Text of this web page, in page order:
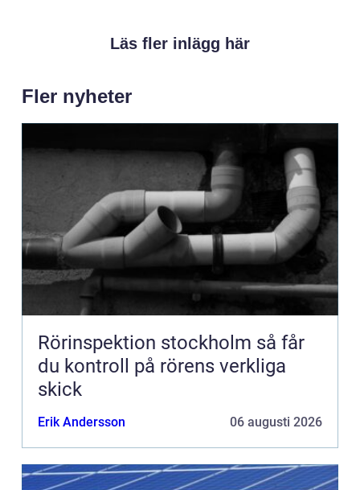
Läs fler inlägg här
Fler nyheter
Rörinspektion stockholm så får
du kontroll på rörens verkliga
skick
Erik Andersson 06 augusti 2026